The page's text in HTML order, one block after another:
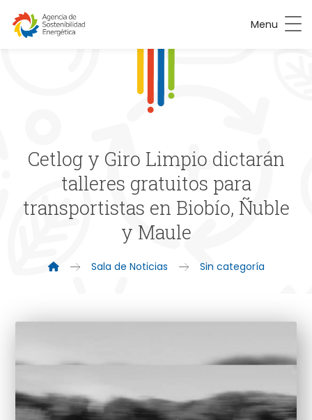
Menu
Cetlog y Giro Limpio dictarán
talleres gratuitos para
transportistas en Biobío, Ñuble
y Maule
Sala de Noticias Sin categoría